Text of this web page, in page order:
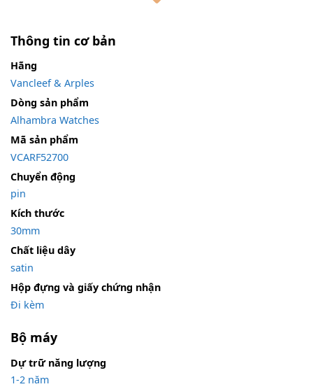
Thông tin cơ bản
Hãng
Vancleef & Arples
Dòng sản phẩm
Alhambra Watches
Mã sản phẩm
VCARF52700
Chuyển động
pin
Kích thước
30mm
Chất liệu dây
satin
Hộp đựng và giấy chứng nhận
Đi kèm
Bộ máy
Dự trữ năng lượng
1-2 năm